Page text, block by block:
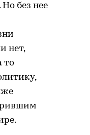
Но без нее
нет,
то